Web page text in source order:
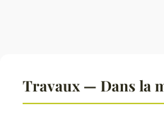
Travaux — Dans la